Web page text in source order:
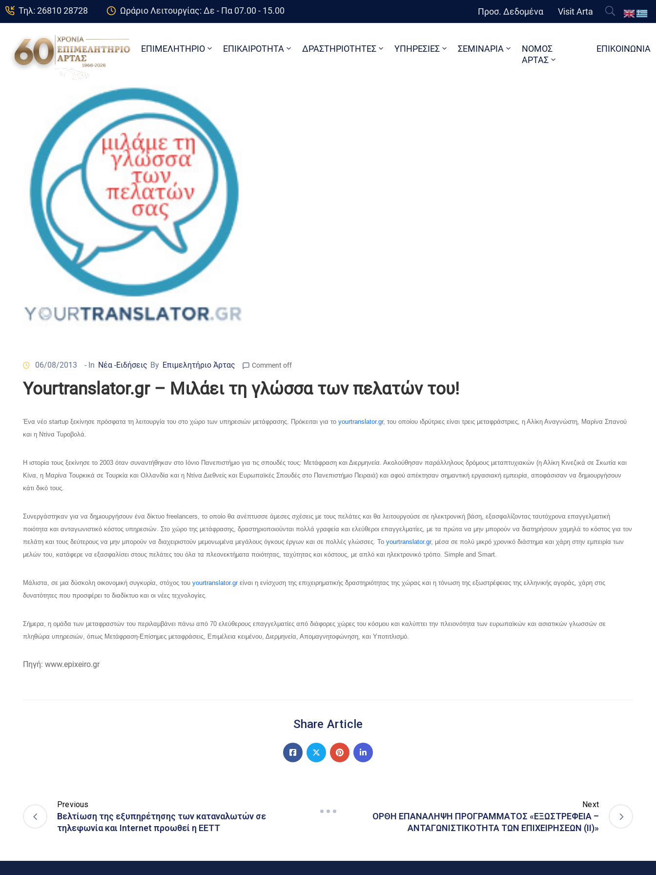
Τηλ: 26810 28728 Ωράριο Λειτουργίας: Δε - Πα 07.00 - 15.00 Προσ. Δεδομένα Visit Arta
ΕΠΙΜΕΛΗΤΗΡΙΟ ΕΠΙΚΑΙΡΟΤΗΤΑ ΔΡΑΣΤΗΡΙΟΤΗΤΕΣ ΥΠΗΡΕΣΙΕΣ ΣΕΜΙΝΑΡΙΑ
ΝΟΜΟΣ
ΑΡΤΑΣ
ΕΠΙΚΟΙΝΩΝΙΑ
06/08/2013 - In Νέα -Ειδήσεις By Επιμελητήριο Άρτας Comment off
Yourtranslator.gr – Μιλάει τη γλώσσα των πελατών του!
Ένα νέο startup ξεκίνησε πρόσφατα τη λειτουργία του στο χώρο των υπηρεσιών μετάφρασης. Πρόκειται για το yourtranslator.gr, του οποίου ιδρύτριες είναι τρεις μεταφράστριες, η Αλίκη Αναγνώστη, Μαρίνα Σπανού
και η Ντίνα Τυροβολά.
Η ιστορία τους ξεκίνησε το 2003 όταν συναντήθηκαν στο Ιόνιο Πανεπιστήμιο για τις σπουδές τους: Μετάφραση και Διερμηνεία. Ακολούθησαν παράλληλους δρόμους μεταπτυχιακών (η Αλίκη Κινεζικά σε Σκωτία και
Κίνα, η Μαρίνα Τουρκικά σε Τουρκία και Ολλανδία και η Ντίνα Διεθνείς και Ευρωπαϊκές Σπουδές στο Πανεπιστήμιο Πειραιά) και αφού απέκτησαν σημαντική εργασιακή εμπειρία, αποφάσισαν να δημιουργήσουν
κάτι δικό τους.
Συνεργάστηκαν για να δημιουργήσουν ένα δίκτυο freelancers, το οποίο θα ανέπτυσσε άμεσες σχέσεις με τους πελάτες και θα λειτουργούσε σε ηλεκτρονική βάση, εξασφαλίζοντας ταυτόχρονα επαγγελματική
ποιότητα και ανταγωνιστικό κόστος υπηρεσιών. Στο χώρο της μετάφρασης, δραστηριοποιούνται πολλά γραφεία και ελεύθεροι επαγγελματίες, με τα πρώτα να μην μπορούν να διατηρήσουν χαμηλά το κόστος για τον
πελάτη και τους δεύτερους να μην μπορούν να διαχειριστούν μεμονωμένα μεγάλους όγκους έργων και σε πολλές γλώσσες. Το yourtranslator.gr, μέσα σε πολύ μικρό χρονικό διάστημα και χάρη στην εμπειρία των
μελών του, κατάφερε να εξασφαλίσει στους πελάτες του όλα τα πλεονεκτήματα ποιότητας, ταχύτητας και κόστους, με απλό και ηλεκτρονικό τρόπο. Simple and Smart.
Μάλιστα, σε μια δύσκολη οικονομική συγκυρία, στόχος του yourtranslator.grείναι η ενίσχυση της επιχειρηματικής δραστηριότητας της χώρας και η τόνωση της εξωστρέφειας της ελληνικής αγοράς, χάρη στις
δυνατότητες που προσφέρει το διαδίκτυο και οι νέες τεχνολογίες.
Σήμερα, η ομάδα των μεταφραστών του περιλαμβάνει πάνω από 70 ελεύθερους επαγγελματίες από διάφορες χώρες του κόσμου και καλύπτει την πλειονότητα των ευρωπαϊκών και ασιατικών γλωσσών σε
πληθώρα υπηρεσιών, όπως Μετάφραση-Επίσημες μεταφράσεις, Επιμέλεια κειμένου, Διερμηνεία, Απομαγνητοφώνηση, και Υποτιτλισμό.
Πηγή: www.epixeiro.gr
Share Article
Previous
Βελτίωση της εξυπηρέτησης των καταναλωτών σε
τηλεφωνία και Internet προωθεί η ΕΕΤΤ
Next
ΟΡΘΗ ΕΠΑΝΑΛΗΨΗ ΠΡΟΓΡΑΜΜΑΤΟΣ «ΕΞΩΣΤΡΕΦΕΙΑ –
ΑΝΤΑΓΩΝΙΣΤΙΚΟΤΗΤΑ ΤΩΝ ΕΠΙΧΕΙΡΗΣΕΩΝ (ΙΙ)»